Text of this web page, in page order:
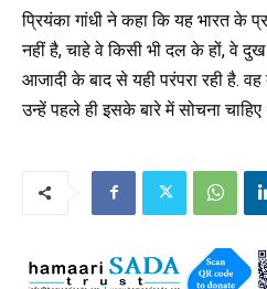
प्रियंका गांधी ने कहा कि यह भारत के
नहीं है, चाहे वे किसी भी दल के हों, वे
आजादी के बाद से यही परंपरा रही है.
उन्हें पहले ही इसके बारे में सोचना चाहिए